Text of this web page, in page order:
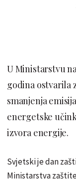
U Ministarstvu
godina ostvarila
smanjenja
energetske
izvora energije.
Svjetski je dan
Ministarstva